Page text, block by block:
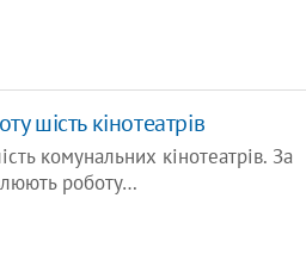
шість кінотеатрів
комунальних кінотеатрів. За
роботу…